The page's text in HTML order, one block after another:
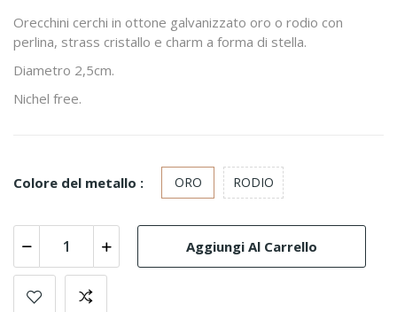
Orecchini cerchi in ottone galvanizzato oro o rodio con
perlina, strass cristallo e charm a forma di stella.
Diametro 2,5cm.
Nichel free.
Colore del metallo : ORO RODIO
Aggiungi Al Carrello